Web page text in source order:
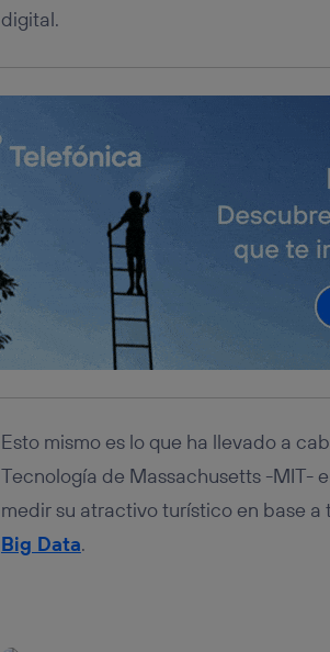
digital.
Esto mismo es lo que ha llevado a
Tecnología de Massachusetts -MIT-
medir su atractivo turístico en base
Big Data.
Si utilizas unaconexión
realizará en función de las
Si utilizas
únicamente en la
Puedes gestionar los
inferior de esta página web o
Para más información,